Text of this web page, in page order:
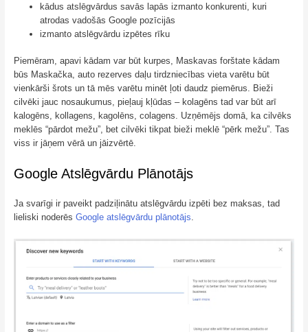
kādus atslēgvārdus savās lapās izmanto konkurenti, kuri
atrodas vadošās Google pozīcijās
izmanto atslēgvārdu izpētes rīku
Piemēram, apavi kādam var būt kurpes, Maskavas forštate kādam
būs Maskačka, auto rezerves daļu tirdzniecības vieta varētu būt
vienkārši šrots un tā mēs varētu minēt ļoti daudz piemērus. Bieži
cilvēki jauc nosaukumus, pieļauj kļūdas – kolagēns tad var būt arī
kalogēns, kollagens, kagolēns, colagens. Uzņēmējs domā, ka cilvēks
meklēs “pārdot mežu”, bet cilvēki tikpat bieži meklē “pērk mežu”. Tas
viss ir jāņem vērā un jāizvērtē.
Google Atslēgvārdu Plānotājs
Ja svarīgi ir paveikt padziļinātu atslēgvārdu izpēti bez maksas, tad
lieliski noderēs Google atslēgvārdu plānotājs.